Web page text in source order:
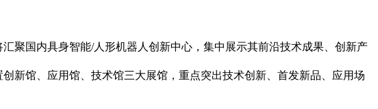
聚国内具身智能/人形机器人创新中心，集中展示其前沿技术成果、创新产
馆、应用馆、技术馆三大展馆，重点突出技术创新、首发新品、应用场